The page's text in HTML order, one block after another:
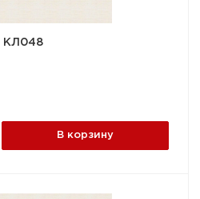
КЛ048
В корзину